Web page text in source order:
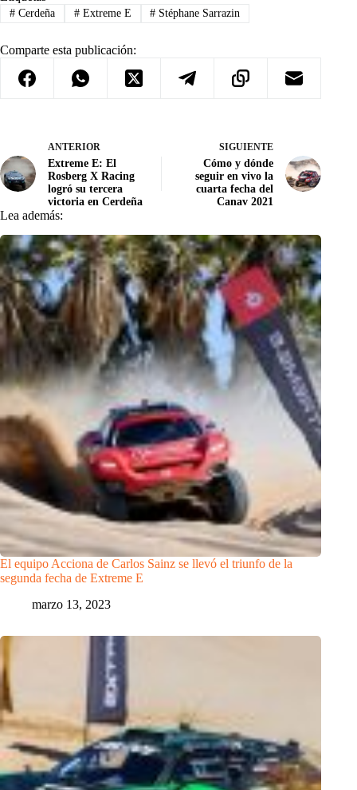
#Cerdeña #Extreme E # Stéphane Sarrazin
Comparte esta publicación:
ANTERIOR
Extreme E: El
Rosberg X Racing
logró su tercera
victoria en Cerdeña
SIGUIENTE
Cómo y dónde
seguir en vivo la
cuarta fecha del
Canav 2021
Lea además:
El equipo Acciona de Carlos Sainz se llevó el triunfo de la
segunda fecha de Extreme E
marzo 13, 2023